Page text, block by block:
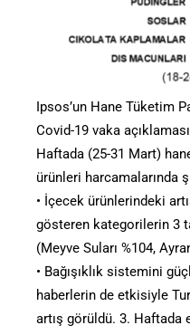
Ipsos’un Hane Tüketim
Covid-19 vaka
Haftada (25-31 Mart)
ürünleri harcamalarında
• İçecek ürünlerindeki
gösteren kategorilerin 3
(Meyve Suları %104,
• Bağışıklık sistemini
haberlerin de etkisiyle
artış görüldü. 3. Haftada